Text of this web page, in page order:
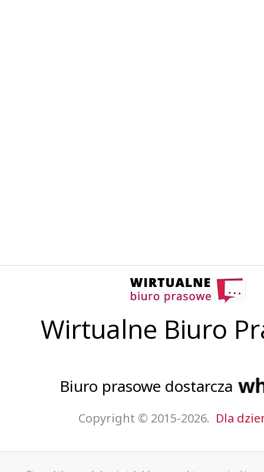
Wirtualne Biuro
Biuro prasowe dostarcza
Copyright © 2015-2026. Dla